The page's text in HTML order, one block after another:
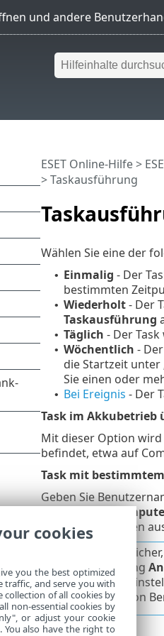
ESET Online-Hilfe>
> Taskausführung
Wählen Sie eine der
• Einmalig - Der
bestimmten
• Wiederholt- Der
Taskausführung
• Täglich - Der
• Wöchentlich -
die Startzeit unter
Sie einen oder
• Bei Ereignis - Der
Task im Akkubetrieb
Mit dieser Option
befindet, etwa auf
Task mit
Geben Sie
On-Demand-
Netzwerkfreigaben
Stellen Sie
Berechtigung
Zuweisen von
cookies
you the best optimized
traffic, and serve you with
collection of all cookies by
non-essential cookies by
or adjust your cookie
You also have the right to